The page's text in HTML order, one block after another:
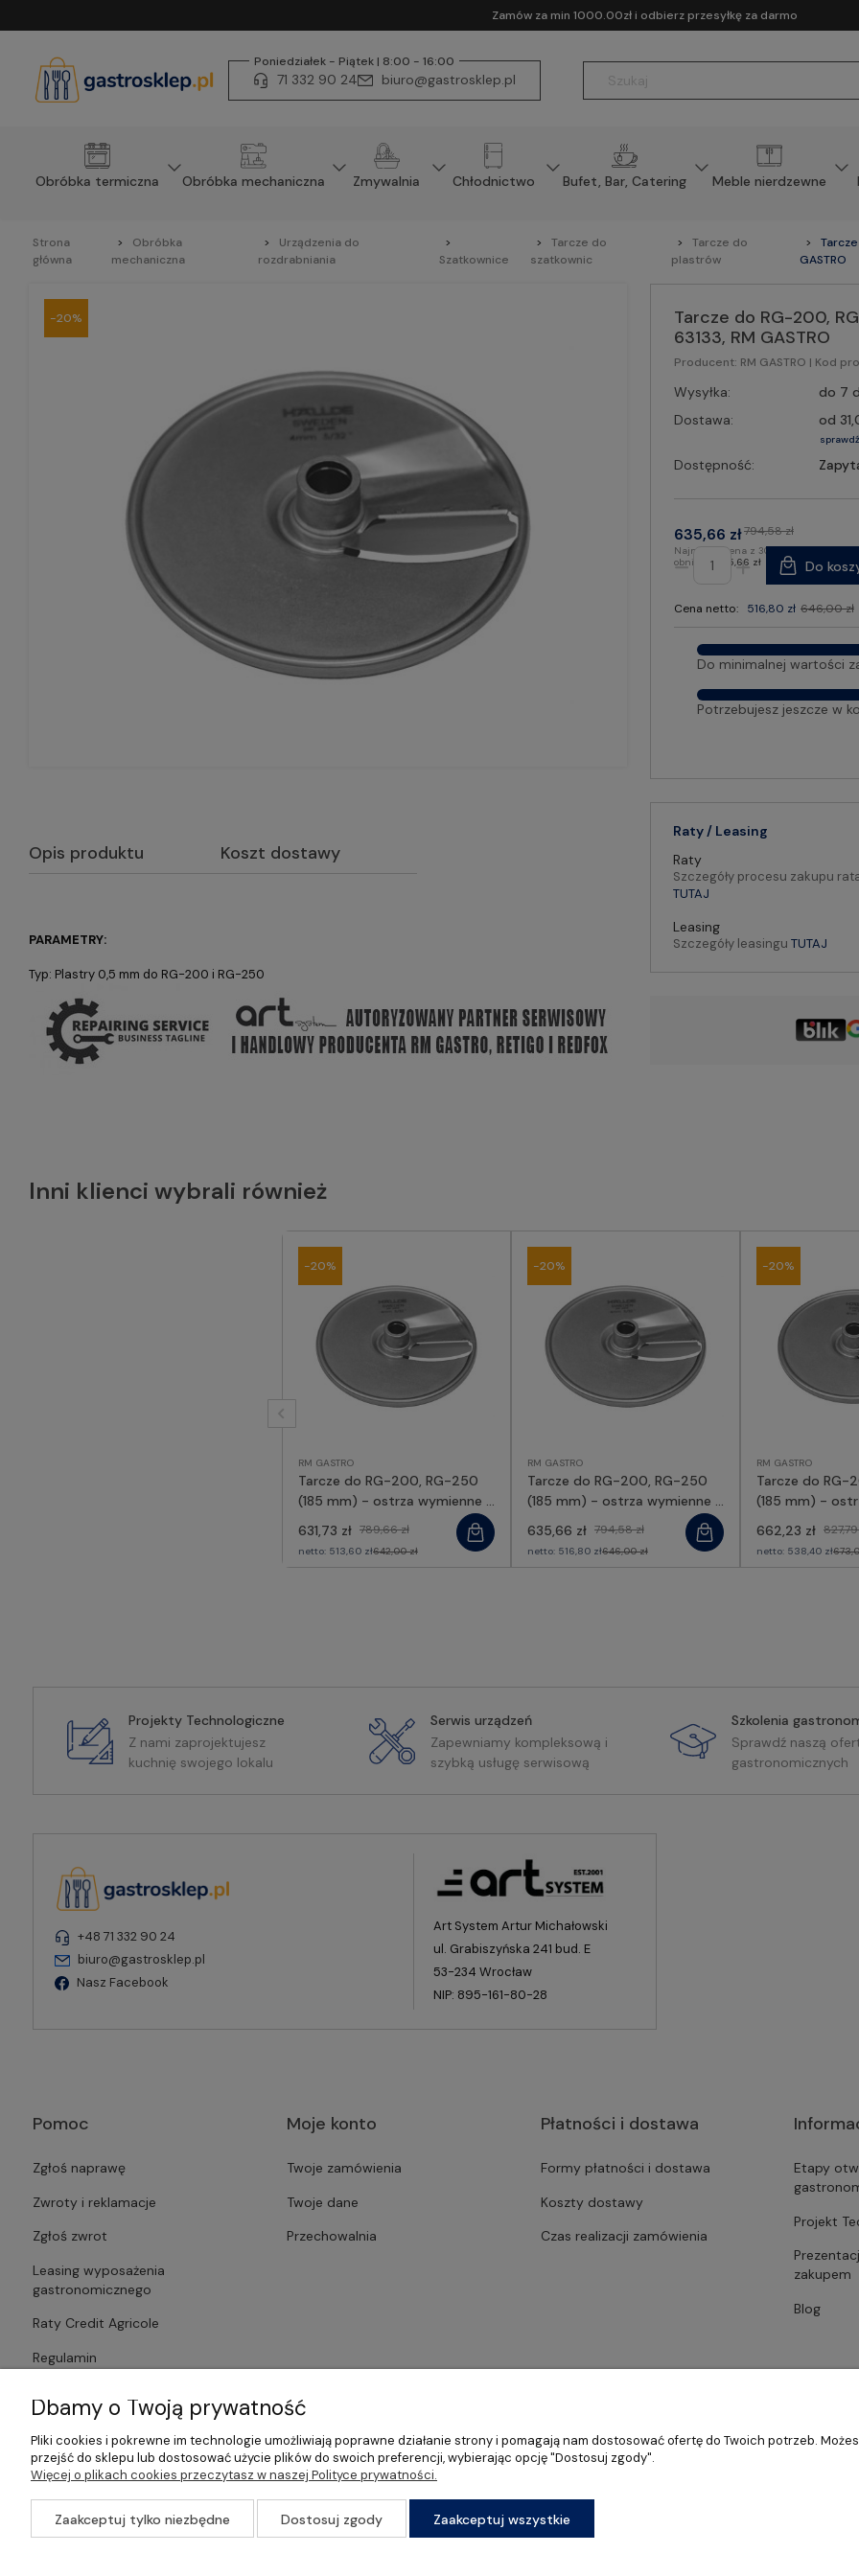
Zamów za min 1000.00zł i odbierz przesyłkę za darmo
Poniedziałek - Piątek | 8:00 - 16:00
71 332 90 24 biuro@gastrosklep.pl
Obróbka termiczna Obróbka mechaniczna Zmywalnia Chłodnictwo Bufet, Bar, Catering Meble nierdzewne
Strona
główna
Obróbka
mechaniczna
Urządzenia do
rozdrabniania
Szatkownice
Tarcze do
szatkownic
Tarcze do
plastrów
GASTRO
-20%
Opis produktu Koszt dostawy
PARAMETRY:
Typ: Plastry 0,5 mm do RG-200 i RG-250
Tarcze do RG-200,
63133, RM GASTRO
Producent: RM GASTRO | Kod
Wysyłka:
do 7
Dostawa:
od
Dostępność:
635,66 zł794,58 zł
Najniższa cena z 30 dni przed
obniżką: 635,66 zł
Cena netto: 516,80 zł 646,00 zł
Do
Do minimalnej wartości
Potrzebujesz jeszcze w
Raty / Leasing
Raty
Szczegóły procesu zakupu
TUTAJ
Leasing
Szczegóły leasinguTUTAJ
Inni klienci wybrali również
RM GASTRO
Tarcze do RG-200, RG-250
(185 mm) - ostrza wymienne -
86028, RM GASTRO
631,73 zł 789,66 zł
netto: 513,60 zł642,00 zł
-20%
RM GASTRO
Tarcze do RG-200, RG-250
(185 mm) - ostrza wymienne -
86036, RM GASTRO
635,66 zł 794,58 zł
netto: 516,80 zł646,00 zł
-20%
RM GASTRO
Tarcze do RG-
(185 mm) -
63352, RM
662,23 zł 827,79
netto: 538,40 zł
-20%
Projekty Technologiczne
Z nami zaprojektujesz
kuchnię swojego lokalu
Serwis urządzeń
Zapewniamy kompleksową i
szybką usługę serwisową
Szkolenia
Sprawdź naszą
gastronomicznych
+48 71 332 90 24
biuro@gastrosklep.pl
Nasz Facebook
Art System Artur Michałowski
ul. Grabiszyńska 241 bud. E
53-234 Wrocław
NIP: 895-161-80-28
Pomoc
Zgłoś naprawę
Zwroty i reklamacje
Zgłoś zwrot
Leasing wyposażenia
gastronomicznego
Raty Credit Agricole
Regulamin
Moje konto
Twoje zamówienia
Twoje dane
Przechowalnia
Płatności i dostawa
Formy płatności i dostawa
Koszty dostawy
Czas realizacji zamówienia
Etapy
Projekt
zakupem
Blog
©2026 Wszelkie Prawa Zastrzeżone | Gastrosklep | Wyposażenie gastronomii, restauracji oraz barów
Sklep internetowy Shoper Premium
Dbamy o Twoją prywatność
Pliki cookies i pokrewne im technologie umożliwiają poprawne działanie strony i pomagają nam dostosować ofertę do Twoich potrzeb.
przejść do sklepu lub dostosować użycie plików do swoich preferencji, wybierając opcję "Dostosuj zgody".
Więcej o plikach cookies przeczytasz w naszej Polityce prywatności.
Zaakceptuj tylko niezbędne Dostosuj zgody Zaakceptuj wszystkie